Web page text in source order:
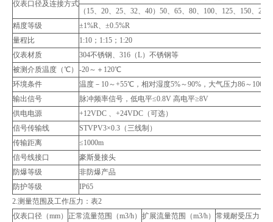
仪表口径及连接方式
（15、20、25、32、40）50、65、80、100、125、150、
精度等级
±1%R、±0.5%R
量程比
1:10；1:15；1:20
仪表材质
304不锈钢、316（L）不锈钢等
被测介质温度（℃）
-20～＋120℃
环境条件
温度－10～+55℃，相对湿度5%～90%，大气压力86～
输出信号
脉冲频率信号，低电平≤0.8V 高电平≥8V
供电电源
+12VDC 、+24VDC（可选）
信号传输线
STVPV3×0.3（三线制）
传输距离
≤1000m
信号线接口
豪斯曼接头
防爆等级
非防爆产品
防护等级
IP65
2. 测量范围及工作压力：表2
仪表口径（mm） 正常流量范围（m3/h） 扩展流量范围（m3/h） 常规耐受压力（